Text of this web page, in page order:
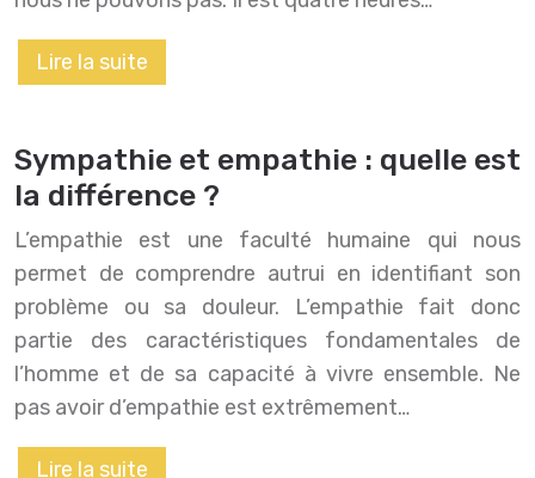
Lire la suite
Sympathie et empathie : quelle est
la différence ?
L’empathie est une faculté humaine qui nous
permet de comprendre autrui en identifiant son
problème ou sa douleur. L’empathie fait donc
partie des caractéristiques fondamentales de
l’homme et de sa capacité à vivre ensemble. Ne
pas avoir d’empathie est extrêmement…
Lire la suite